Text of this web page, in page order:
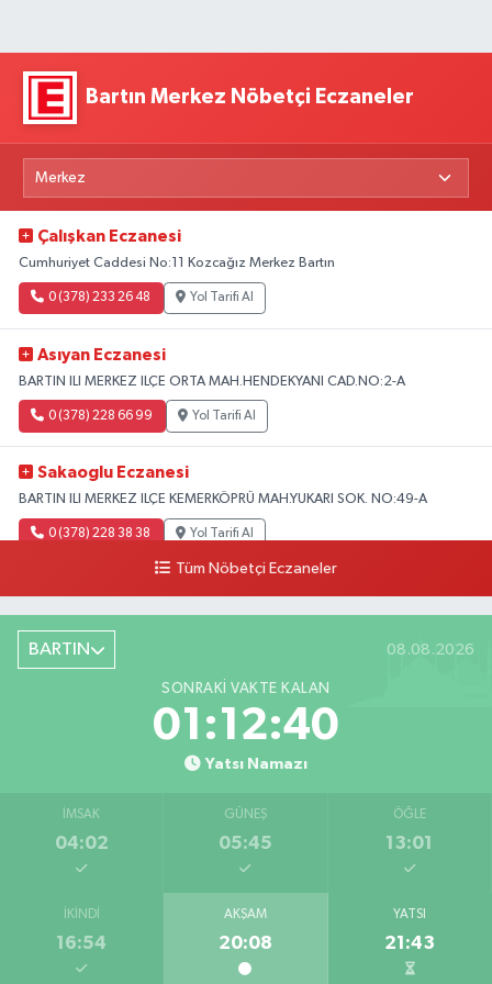
Bartın Merkez Nöbetçi Eczaneler
Çalışkan Eczanesi
Cumhuriyet Caddesi No:11 Kozcağız Merkez Bartın
0 (378) 233 26 48 Yol Tarifi Al
Asıyan Eczanesi
BARTIN ILI MERKEZ ILÇE ORTA MAH.HENDEKYANI CAD.NO:2-A
0 (378) 228 66 99 Yol Tarifi Al
Sakaoglu Eczanesi
BARTIN ILI MERKEZ ILÇE KEMERKÖPRÜ MAH.YUKARI SOK. NO:49-A
0 (378) 228 38 38 Yol Tarifi Al
Tüm Nöbetçi Eczaneler
BARTIN 08.08.2026
SONRAKI VAKTE KALAN
01:12:39
Yatsı Namazı
İMSAK
04:02
GÜNEŞ
05:45
ÖĞLE
13:01
İKINDI
16:54
AKŞAM
20:08
YATSI
21:43